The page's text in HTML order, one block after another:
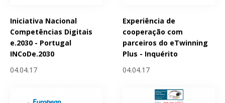
Iniciativa Nacional
Competências Digitais
e.2030 - Portugal
INCoDe.2030
04.04.17
Experiência de
cooperação com
parceiros do eTwinning
Plus - Inquérito
04.04.17